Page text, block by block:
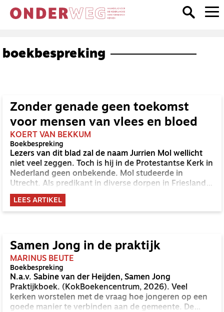
boekbespreking
Zonder genade geen toekomst
voor mensen van vlees en bloed
KOERT VAN BEKKUM
Boekbespreking
Lezers van dit blad zal de naam Jurrien Mol wellicht
niet veel zeggen. Toch is hij in de Protestantse Kerk in
Nederland geen onbekende. Mol studeerde in
Utrecht. Als predikant in diverse dorpen in Friesland
ging het studeren gewoon door, want hij
promoveerde op een mooi proefschrift over de
verhouding tussen collectieve en individuele
Beweging, de in 2020 ontstane fusiebeweging van de
Confessionele Vereniging (in de Nederlandse
Hervormde Kerk) en het Confessioneel Gereformeerd
Beraad (in de Gereformeerde Kerken in Nederland).
LEES ARTIKEL
Samen Jong in de praktijk
MARINUS BEUTE
Boekbespreking
N.a.v. Sabine van der Heijden, Samen Jong
Praktijkboek. (KokBoekencentrum, 2026). Veel
kerken worstelen met de vraag hoe jongeren op een
goede manier te verbinden aan de gemeente. De